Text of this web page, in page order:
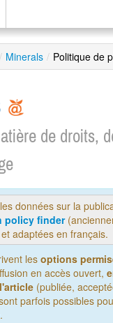
/ Minerals / Politique de
de droits,
données sur la
policy finder
adaptées en français.
les options
en accès ouvert,
(publiée,
parfois possibles